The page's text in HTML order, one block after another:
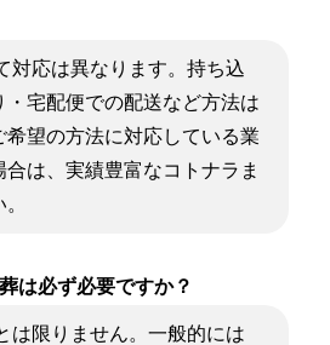
対応は異なります。持ち込
・宅配便での配送など方法は
希望の方法に対応している業
は、実績豊富なコトナラま
は必ず必要ですか？
は限りません。一般的には